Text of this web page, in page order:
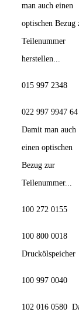
man auch einen
optischen Bezug
Teilenummer
herstellen...
015 997 2348
022 997 9947 64
Damit man auch
einen optischen
Bezug zur
Teilenummer...
100 272 0155
100 800 0018
Druckölspeicher
100 997 0040
102 016 0580